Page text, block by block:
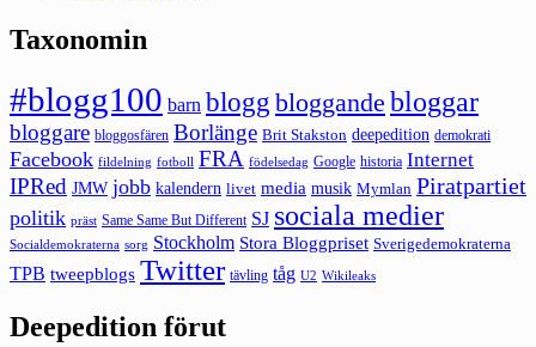
Taxonomin
#blogg100 barn blogg bloggande bloggar
bloggare bloggosfären Borlänge Brit Stakston deepedition demokrati
Facebook fildelning fotboll FRA födelsedag Google historia Internet
IPRed JMW jobb kalendern livet media musik Mymlan Piratpartiet
politik präst Same Same But Different SJ sociala medier
Socialdemokraterna sorg Stockholm Stora Bloggpriset Sverigedemokraterna
TPB tweepblogs Twitter tävling tåg U2 Wikileaks
Deepedition förut